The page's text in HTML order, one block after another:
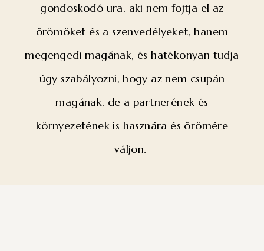
gondoskodó ura, aki nem fojtja el az
örömöket és a szenvedélyeket, hanem
megengedi magának, és hatékonyan tudja
úgy szabályozni, hogy az nem csupán
magának, de a partnerének és
környezetének is hasznára és örömére
váljon.